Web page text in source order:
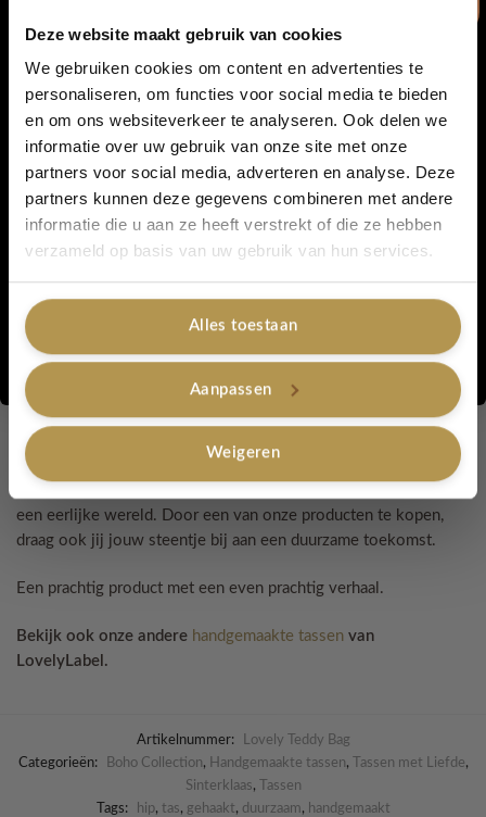
Deze website maakt gebruik van cookies
We gebruiken cookies om content en advertenties te
personaliseren, om functies voor social media te bieden
en om ons websiteverkeer te analyseren. Ook delen we
informatie over uw gebruik van onze site met onze
partners voor social media, adverteren en analyse. Deze
partners kunnen deze gegevens combineren met andere
informatie die u aan ze heeft verstrekt of die ze hebben
verzameld op basis van uw gebruik van hun services.
Alles toestaan
Aanpassen
Weigeren
Zachte teddy-look stof
Gehaakte bodem van dik zandkleurig katoen voor extra
stevigheid
Rits afgewerkt met hetzelfde katoen
Comfortabel schouderhengsel
Wil je liever een tas in een andere kleur of een ander model? Stuur
ons dan gerust een mailtje; we denken graag met je mee.
Lovely Label
label. Ieder product wordt met liefde en zorg door ons
een eerlijke wereld. Door een van onze producten te kopen,
draag ook jij jouw steentje bij aan een duurzame toekomst.
Een prachtig product met een even prachtig verhaal.
Bekijk ook onze andere handgemaakte tassen van
LovelyLabel.
Artikelnummer:
Lovely Teddy Bag
Categorieën:
Boho Collection, Handgemaakte tassen, Tassen met Liefde,
Sinterklaas, Tassen
Tags:
hip, tas, gehaakt, duurzaam, handgemaakt
5% korting...
Ja, graag!
Nee, bedankt